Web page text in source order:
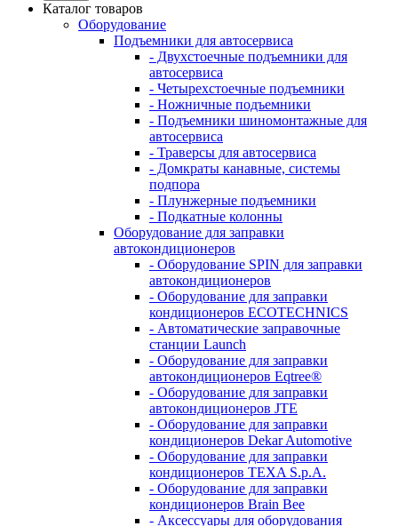
Каталог товаров
Оборудование
Подъемники для автосервиса
- Двухстоечные подъемники для
автосервиса
- Четырехстоечные подъемники
- Ножничные подъемники
- Подъемники шиномонтажные для
автосервиса
- Траверсы для автосервиса
- Домкраты канавные, системы
подпора
- Плунжерные подъемники
- Подкатные колонны
Оборудование для заправки
автокондиционеров
- Оборудование SPIN для заправки
автокондиционеров
- Оборудование для заправки
кондиционеров ECOTECHNICS
- Автоматические заправочные
станции Launch
- Оборудование для заправки
автокондиционеров Eqtree®
- Оборудование для заправки
автокондиционеров JTE
- Оборудование для заправки
кондиционеров Dekar Automotive
- Оборудование для заправки
кондиционеров TEXA S.p.A.
- Оборудование для заправки
кондиционеров Brain Bee
- Аксессуары для оборудования